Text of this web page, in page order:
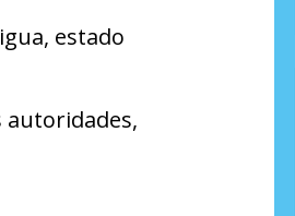
estado
autoridades,